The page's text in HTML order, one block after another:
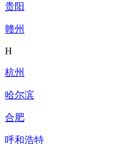
贵阳
赣州
H
杭州
哈尔滨
合肥
呼和浩特